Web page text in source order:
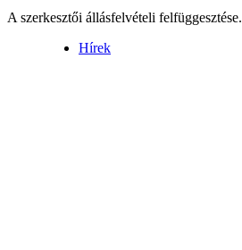
A szerkesztői állásfelvételi felfüggesztése.
Hírek